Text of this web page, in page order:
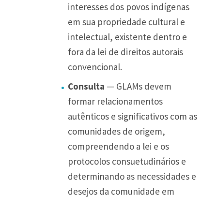
interesses dos povos indígenas
em sua propriedade cultural e
intelectual, existente dentro e
fora da lei de direitos autorais
convencional.
Consulta — GLAMs devem
formar relacionamentos
autênticos e significativos com as
comunidades de origem,
compreendendo a lei e os
protocolos consuetudinários e
determinando as necessidades e
desejos da comunidade em